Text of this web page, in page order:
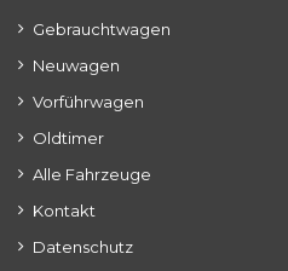
Gebrauchtwagen
Neuwagen
Vorführwagen
Oldtimer
Alle Fahrzeuge
Kontakt
Datenschutz